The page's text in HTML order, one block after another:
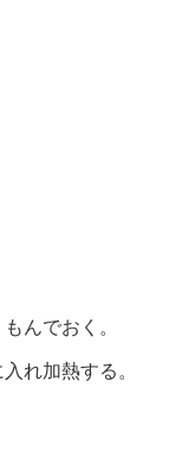
んでおく。
れ加熱する。